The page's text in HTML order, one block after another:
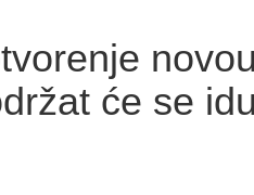
će se